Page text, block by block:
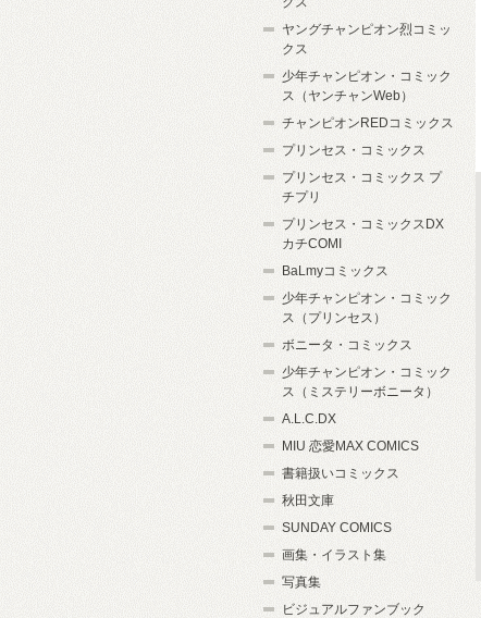
ヤングチャンピオン烈コミッ
クス
少年チャンピオン・コミック
ス（ヤンチャンWeb）
チャンピオンREDコミックス
プリンセス・コミックス
プリンセス・コミックス プ
チプリ
プリンセス・コミックスDX
カチCOMI
BaLmyコミックス
少年チャンピオン・コミック
ス（プリンセス）
ボニータ・コミックス
少年チャンピオン・コミック
ス（ミステリーボニータ）
A.L.C.DX
MIU 恋愛MAX COMICS
書籍扱いコミックス
秋田文庫
SUNDAY COMICS
画集・イラスト集
写真集
ビジュアルファンブック